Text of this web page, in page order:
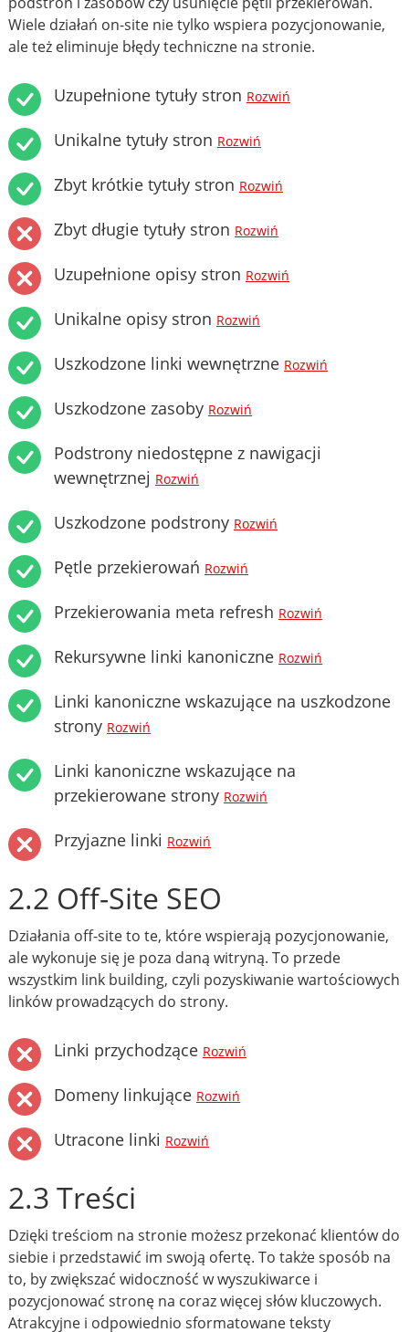
Wiele działań on-site nie tylko wspiera pozycjonowanie,
ale też eliminuje błędy techniczne na stronie.
Uzupełnione tytuły stron Rozwiń
Unikalne tytuły stron Rozwiń
Zbyt krótkie tytuły stron Rozwiń
Zbyt długie tytuły stron Rozwiń
Uzupełnione opisy stron Rozwiń
Unikalne opisy stron Rozwiń
Uszkodzone linki wewnętrzne Rozwiń
Uszkodzone zasoby Rozwiń
Podstrony niedostępne z nawigacji
wewnętrznej Rozwiń
Uszkodzone podstrony Rozwiń
Pętle przekierowań Rozwiń
Przekierowania meta refresh Rozwiń
Rekursywne linki kanoniczne Rozwiń
Linki kanoniczne wskazujące na uszkodzone
strony Rozwiń
Linki kanoniczne wskazujące na
przekierowane strony Rozwiń
Przyjazne linki Rozwiń
2.2 Off-Site SEO
Działania off-site to te, które wspierają pozycjonowanie,
ale wykonuje się je poza daną witryną. To przede
wszystkim link building, czyli pozyskiwanie wartościowych
linków prowadzących do strony.
Linki przychodzące Rozwiń
Domeny linkujące Rozwiń
Utracone linki Rozwiń
2.3 Treści
Dzięki treściom na stronie możesz przekonać klientów do
siebie i przedstawić im swoją ofertę. To także sposób na
to, by zwiększać widoczność w wyszukiwarce i
pozycjonować stronę na coraz więcej słów kluczowych.
Atrakcyjne i odpowiednio sformatowane teksty